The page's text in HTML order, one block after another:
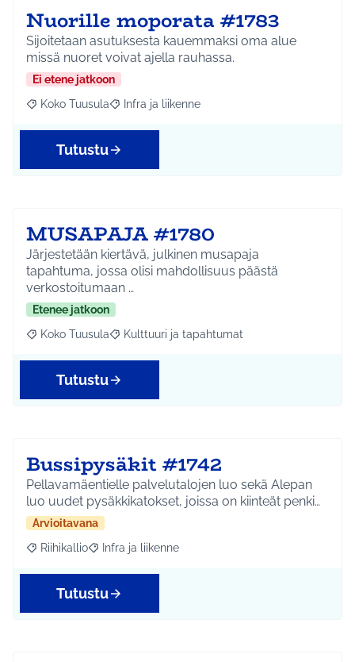
Nuorille moporata #1783
Sijoitetaan asutuksesta kauemmaksi oma alue
missä nuoret voivat ajella rauhassa.
Ei etene jatkoon
Rajaa tulokset aihepiirin mukaan: Koko Tuusula
Koko Tuusula Rajaa tulokset teeman mukaan: Infra ja liikenne
Infra ja liikenne
Tutustu
MUSAPAJA #1780
Järjestetään kiertävä, julkinen musapaja
tapahtuma, jossa olisi mahdollisuus päästä
verkostoitumaan …
Etenee jatkoon
Rajaa tulokset aihepiirin mukaan: Koko Tuusula
Koko Tuusula Rajaa tulokset teeman mukaan: Kulttuuri ja
Kulttuuri ja tapahtumat
Tutustu
Bussipysäkit #1742
Pellavamäentielle palvelutalojen luo sekä Alepan
luo uudet pysäkkikatokset, joissa on kiinteät penki…
Arvioitavana
Rajaa tulokset aihepiirin mukaan: Riihikallio
Riihikallio Rajaa tulokset teeman mukaan: Infra ja liikenne
Infra ja liikenne
Tutustu